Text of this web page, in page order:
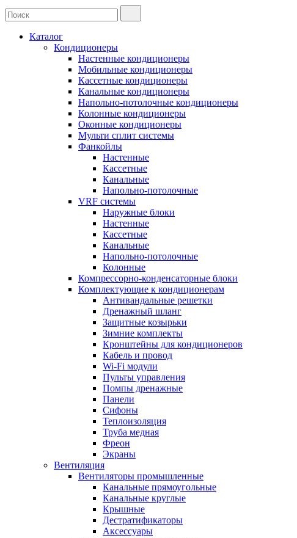
Каталог
Кондиционеры
Настенные кондиционеры
Мобильные кондиционеры
Кассетные кондиционеры
Канальные кондиционеры
Напольно-потолочные кондиционеры
Колонные кондиционеры
Оконные кондиционеры
Мульти сплит системы
Фанкойлы
Настенные
Кассетные
Канальные
Напольно-потолочные
VRF системы
Наружные блоки
Настенные
Кассетные
Канальные
Напольно-потолочные
Колонные
Компрессорно-конденсаторные блоки
Комплектующие к кондиционерам
Антивандальные решетки
Дренажный шланг
Защитные козырьки
Зимние комплекты
Кронштейны для кондиционеров
Кабель и провод
Wi-Fi модули
Пульты управления
Помпы дренажные
Панели
Сифоны
Теплоизоляция
Труба медная
Фреон
Экраны
Вентиляция
Вентиляторы промышленные
Канальные прямоугольные
Канальные круглые
Крышные
Дестратификаторы
Аксессуары